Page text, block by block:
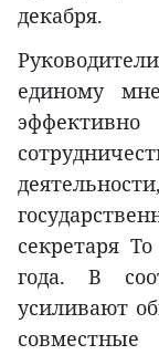
декабря.
единому
секретаря
года. В
усиливают